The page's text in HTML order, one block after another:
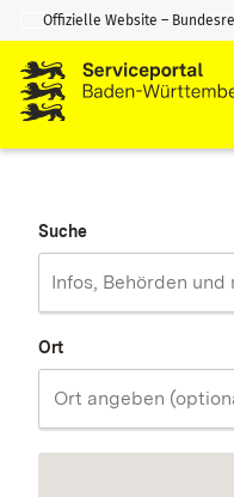
Zum Inhalt
Zur Suche
Offizielle Website –
Suche
Ort